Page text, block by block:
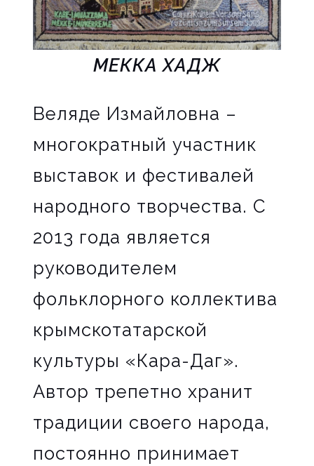
МЕККА ХАДЖ
Веляде Измайловна –
многократный участник
выставок и фестивалей
народного творчества. С
2013 года является
руководителем
фольклорного коллектива
крымскотатарской
культуры «Кара-Даг».
Автор трепетно хранит
традиции своего народа,
постоянно принимает